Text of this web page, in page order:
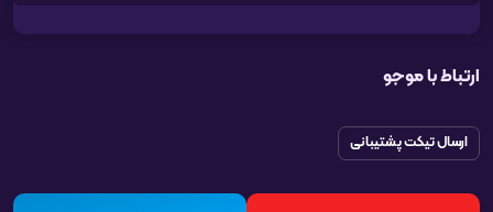
ارتباط با موجو
ارسال تیکت پشتیبانی